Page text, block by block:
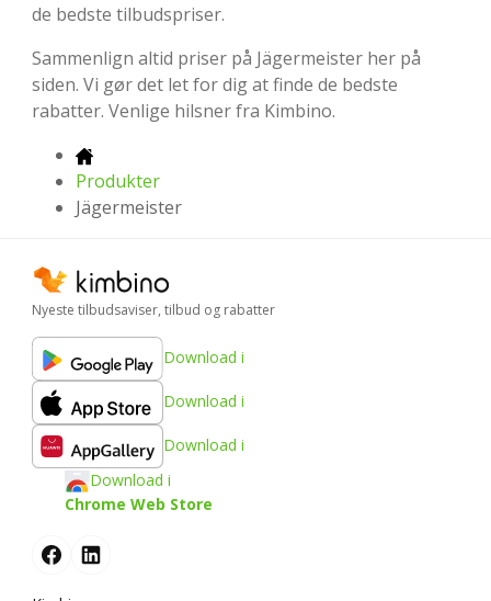
de bedste tilbudspriser.
Sammenlign altid priser på Jägermeister her på
siden. Vi gør det let for dig at finde de bedste
rabatter. Venlige hilsner fra Kimbino.
Produkter
Jägermeister
Nyeste tilbudsaviser, tilbud og rabatter
Download i
Download i
Download i
Download i
Chrome Web Store